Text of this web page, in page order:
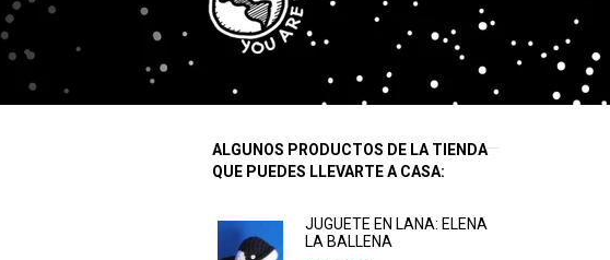
ALGUNOS PRODUCTOS DE LA TIENDA
QUE PUEDES LLEVARTE A CASA:
JUGUETE EN LANA: ELENA
LA BALLENA